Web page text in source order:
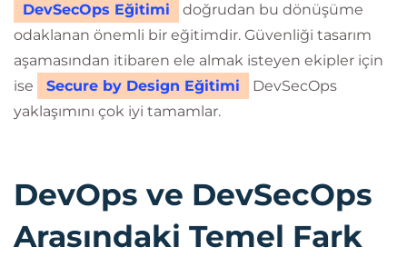
DevSecOps Eğitimi
doğrudan bu dönüşüme
odaklanan önemli bir eğitimdir. Güvenliği tasarım
aşamasından itibaren ele almak isteyen ekipler için
ise
Secure by Design Eğitimi
DevSecOps
yaklaşımını çok iyi tamamlar.
DevOps ve DevSecOps
Arasındaki Temel Fark